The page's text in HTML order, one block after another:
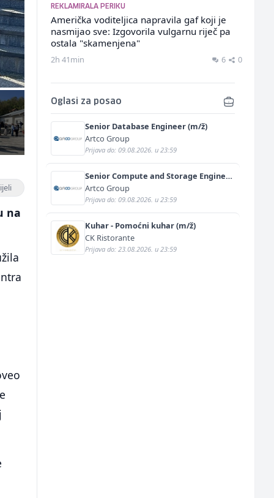
na
REKLAMIRALA PERIKU
Američka voditeljica napravila gaf koji je
nasmijao sve: Izgovorila vulgarnu riječ pa
ostala "skamenjena"
2h 41min 6 0
Oglasi za posao
Senior Database Engineer (m/ž)
Artco Group
Prijava do: 09.08.2026. u 23:59
Senior Compute and Storage Engineer
(m/ž)
Artco Group
Prijava do: 09.08.2026. u 23:59
Kuhar - Pomoćni kuhar (m/ž)
CK Ristorante
Prijava do: 23.08.2026. u 23:59